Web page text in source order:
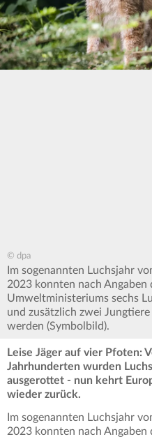
© dpa
Im sogenannten Luchsjahr
2023 konnten nach Angaben
Umweltministeriums sechs
und zusätzlich zwei
werden (Symbolbild).
Leise Jäger auf vier Pfoten:
Jahrhunderten wurden
ausgerottet - nun kehrt
wieder zurück.
Im sogenannten Luchsjahr
2023 konnten nach Angaben